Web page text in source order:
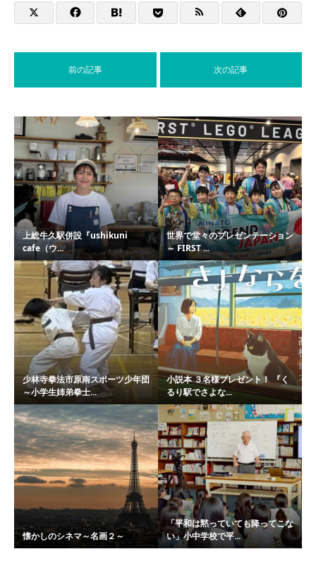
前の記事 次の記事
上総牛久駅併設『ushikuni
cafe（ウ...
世界で堂々のプレゼンテーション
～ FIRST ...
少林寺拳法市原南スポーツ少年団
～小学生姉弟拳士...
小説本 ３名様プレゼント！ 『く
るり駅でさよな...
懐かしのシネマ～名画２～
「平和は黙っていても降ってこな
い」小中学校で平...